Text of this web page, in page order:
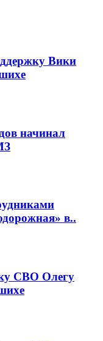
Вики
начинал
в..
СВО Олегу